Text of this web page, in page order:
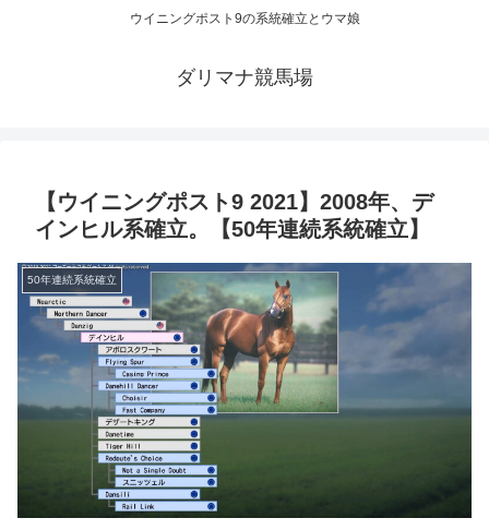
ウイニングポスト9の系統確立とウマ娘
ダリマナ競馬場
【ウイニングポスト9 2021】2008年、デ
インヒル系確立。【50年連続系統確立】
50年連続系統確立